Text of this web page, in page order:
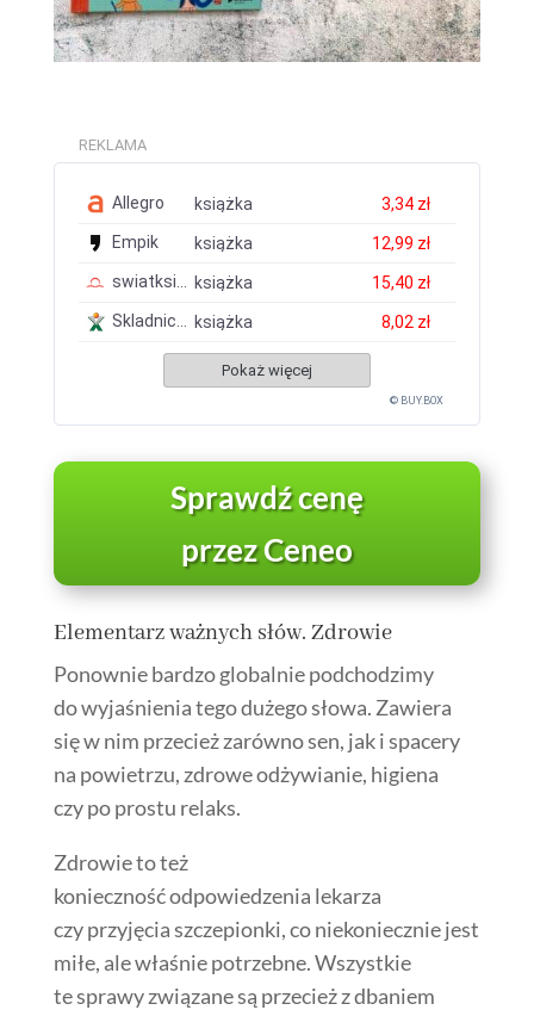
REKLAMA
Allegro książka
3,34 zł
Empik
książka
12,99 zł
swiatksiazki.pl
książka
15,40 zł
Skladnicaksiegarska.pl
książka 8,02 zł
Pokaż więcej
© BUY.BOX
Sprawdź cenę
przez Ceneo
Elementarz ważnych słów. Zdrowie
Ponownie bardzo globalnie podchodzimy
do wyjaśnienia tego dużego słowa. Zawiera
się w nim przecież zarówno sen, jak i spacery
na powietrzu, zdrowe odżywianie, higiena
czy po prostu relaks.
Zdrowie to też
konieczność odpowiedzenia lekarza
czy przyjęcia szczepionki, co niekoniecznie jest
miłe, ale właśnie potrzebne. Wszystkie
te sprawy związane są przecież z dbaniem